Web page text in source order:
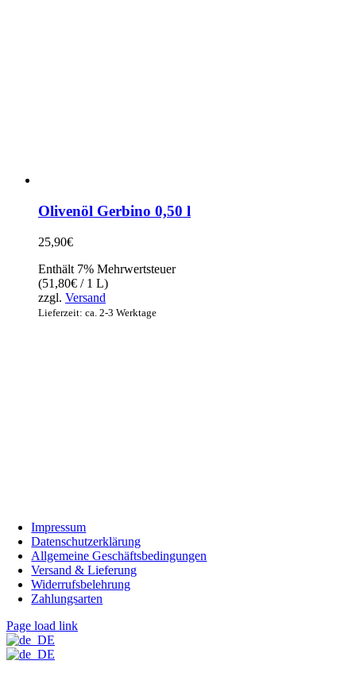
Olivenöl Gerbino 0,50 l
25,90€
Enthält 7% Mehrwertsteuer
(51,80€ / 1 L)
zzgl. Versand
Lieferzeit: ca. 2-3 Werktage
Impressum
Datenschutzerklärung
Allgemeine Geschäftsbedingungen
Versand & Lieferung
Widerrufsbelehrung
Zahlungsarten
Page load link